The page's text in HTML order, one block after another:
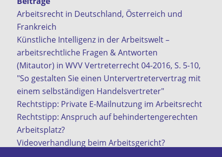
Arbeitsrecht in Deutschland, Österreich und
Frankreich
Künstliche Intelligenz in der Arbeitswelt –
arbeitsrechtliche Fragen & Antworten
(Mitautor) in WVV Vertreterrecht 04-2016, S. 5-10,
"So gestalten Sie einen Untervertretervertrag mit
einem selbständigen Handelsvertreter"
Rechtstipp: Private E-Mailnutzung im Arbeitsrecht
Rechtstipp: Anspruch auf behindertengerechten
Arbeitsplatz?
Videoverhandlung beim Arbeitsgericht?